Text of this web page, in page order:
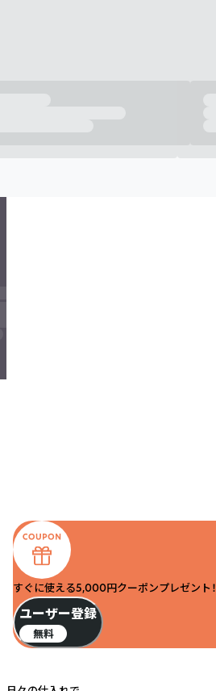
すぐに使える5,000円クーポンプレゼント！
ユーザー登録
無料